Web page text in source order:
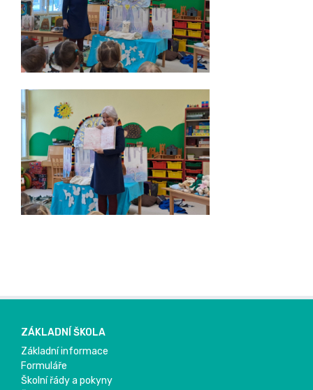
ZÁKLADNÍ ŠKOLA
Základní informace
Formuláře
Školní řády a pokyny